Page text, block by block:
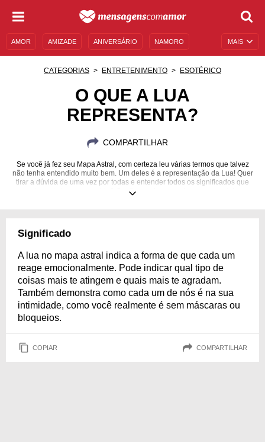
MAIS
AMOR AMIZADE ANIVERSÁRIO NAMORO
MENSAGENS E FRASES MENSAGENS DE ANIVERSÁRIO
CATEGORIAS ENTRETENIMENTO ESOTÉRICO
O QUE A LUA
REPRESENTA?
COMPARTILHAR
Se você já fez seu Mapa Astral, com certeza leu várias termos que talvez
não tenha entendido muito bem. Um deles é a representação da Lua! Quer
tirar a dúvida de uma vez por todas e entender todos os significados que
ela pode ter em sua vida? Confira aqui o que a Lua representa!
Significado
A lua no mapa astral indica a forma de que cada um
reage emocionalmente. Pode indicar qual tipo de
coisas mais te atingem e quais mais te agradam.
Também demonstra como cada um de nós é na sua
intimidade, como você realmente é sem máscaras ou
bloqueios.
COPIAR COMPARTILHAR